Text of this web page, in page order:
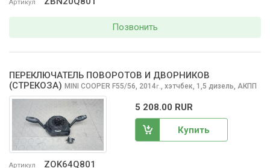
Артикул
Позвонить
Артикул ZOK64Q801
ПЕРЕКЛЮЧАТЕЛЬ ПОВОРОТОВ И ДВОРНИКОВ
(СТРЕКОЗА) MINI COOPER F55/56, 2014г. хэтчбек, 1,5 дизель, АКПП
5 208.00 RUR
Купить